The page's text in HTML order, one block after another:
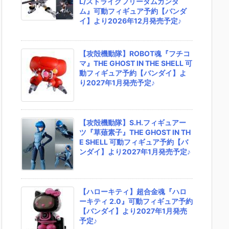
ム』可動フィギュア予約【バンダ
イ】より2026年12月発売予定♪
【攻殻機動隊】ROBOT魂『フチコ
マ』THE GHOST IN THE SHELL 可
動フィギュア予約【バンダイ】よ
り2027年1月発売予定♪
【攻殻機動隊】S.H.フィギュアー
ツ『草薙素子』THE GHOST IN TH
E SHELL 可動フィギュア予約【バ
ンダイ】より2027年1月発売予定♪
【ハローキティ】超合金魂『ハロ
ーキティ 2.0』可動フィギュア予約
【バンダイ】より2027年1月発売
予定♪